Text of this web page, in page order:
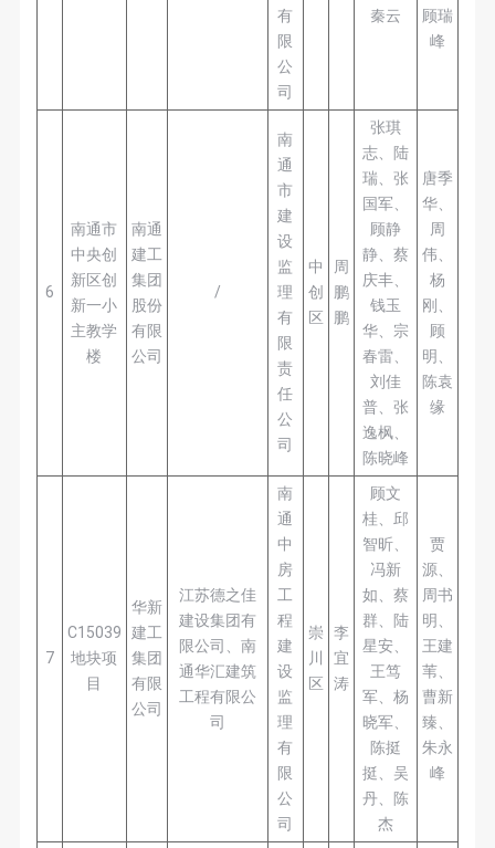
有
限
公
司
秦云
顾瑞
峰
6
南通市
中央创
新区创
新一小
主教学
楼
南通
建工
集团
股份
有限
公司
/
南
通
市
建
设
监
理
有
限
责
任
公
司
中
创
区
周
鹏
鹏
张琪
志、陆
瑞、张
国军、
顾静
静、蔡
庆丰、
钱玉
华、宗
春雷、
刘佳
普、张
逸枫、
陈晓峰
唐季
华、
周
伟、
杨
刚、
顾
明、
陈袁
缘
7
C15039
地块项
目
华新
建工
集团
有限
公司
江苏德之佳
建设集团有
限公司、南
通华汇建筑
工程有限公
司
南
通
中
房
工
程
建
设
监
理
有
限
公
司
崇
川
区
李
宜
涛
顾文
桂、邱
智昕、
冯新
如、蔡
群、陆
星安、
王笃
军、杨
晓军、
陈挺
挺、吴
丹、陈
杰
贾
源、
周书
明、
王建
苇、
曹新
臻、
朱永
峰